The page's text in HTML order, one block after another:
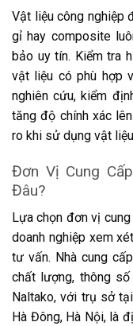
Vật liệu công nghiệp
gỉ hay composite
bảo uy tín. Kiểm tra
vật liệu có phù hợp
nghiên cứu, kiểm
tăng độ chính xác
ro khi sử dụng vật
Đơn Vị Cung
Đâu?
Lựa chọn đơn vị
doanh nghiệp xem
tư vấn. Nhà cung
chất lượng, thông
Naltako, với trụ sở
Hà Đông, Hà Nội, là